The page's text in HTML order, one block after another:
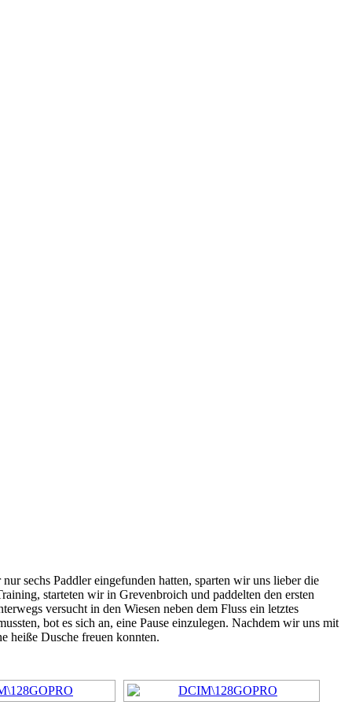
sechs Paddler eingefunden hatten, sparten wir uns lieber die
starteten wir in Grevenbroich und paddelten den ersten
versucht in den Wiesen neben dem Fluss ein letztes
bot es sich an, eine Pause einzulegen. Nachdem wir uns mit
heiße Dusche freuen konnten.